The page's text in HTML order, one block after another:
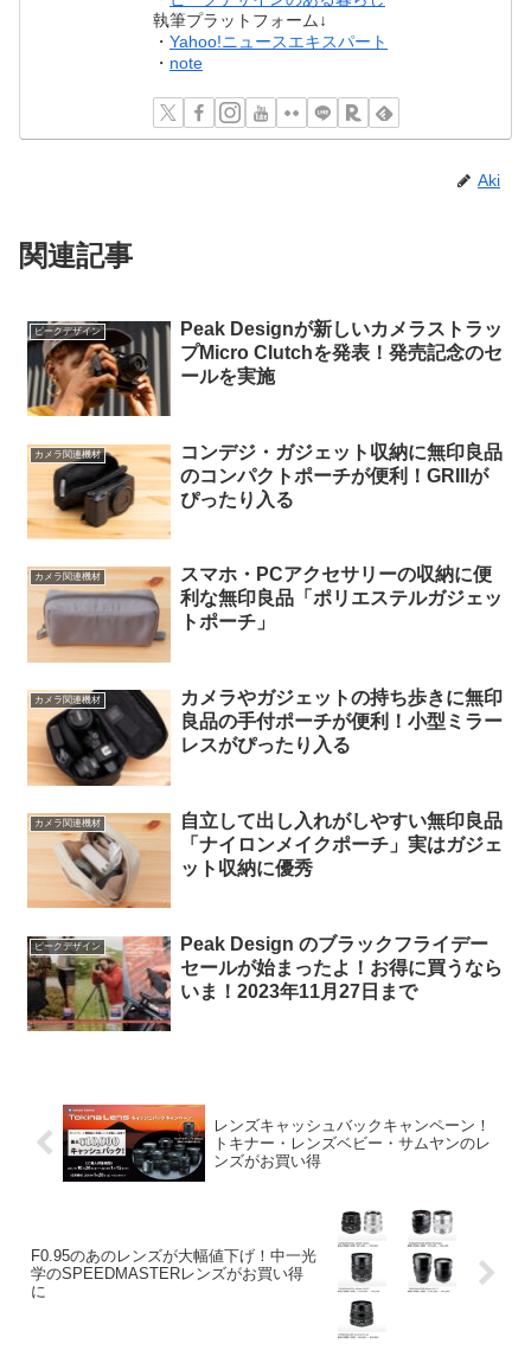
執筆プラットフォーム↓
・Yahoo!ニュースエキスパート
・ note
Aki
関連記事
ピークデザイン
Peak Designが新しいカメラストラッ
プMicro Clutchを発表！発売記念のセ
ールを実施
カメラ関連機材
コンデジ・ガジェット収納に無印良品
のコンパクトポーチが便利！GRIIIが
ぴったり入る
カメラ関連機材
スマホ・PCアクセサリーの収納に便
利な無印良品「ポリエステルガジェッ
トポーチ」
カメラ関連機材
カメラやガジェットの持ち歩きに無印
良品の手付ポーチが便利！小型ミラー
レスがぴったり入る
カメラ関連機材
自立して出し入れがしやすい無印良品
「ナイロンメイクポーチ」実はガジェ
ット収納に優秀
ピークデザイン
Peak Design のブラックフライデー
セールが始まったよ！お得に買うなら
いま！2023年11月27日まで
レンズキャッシュバックキャンペーン！
トキナー・レンズベビー・サムヤンのレ
ンズがお買い得
F0.95のあのレンズが大幅値下げ！中一光
学のSPEEDMASTERレンズがお買い得
に